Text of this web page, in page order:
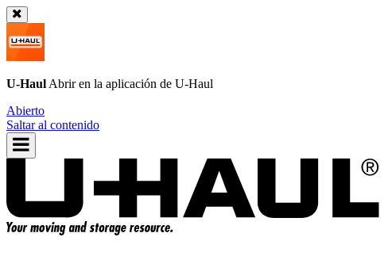
U-Haul Abrir en la aplicación de U-Haul
Abierto
Saltar al contenido